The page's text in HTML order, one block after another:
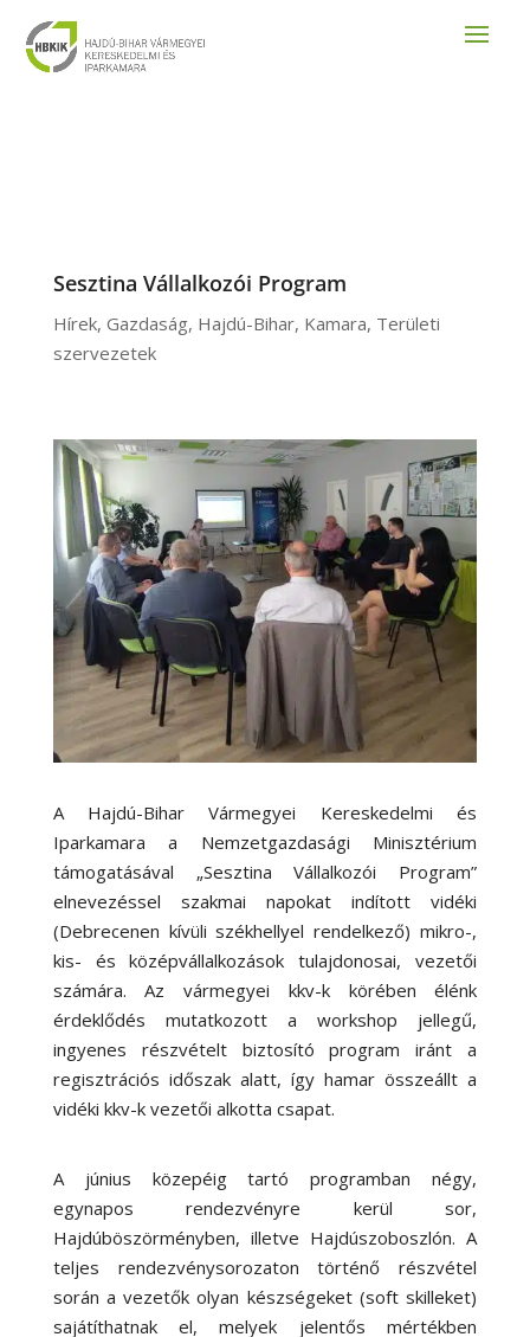
Sesztina Vállalkozói Program
Hírek, Gazdaság, Hajdú-Bihar, Kamara, Területi
szervezetek
A Hajdú-Bihar Vármegyei Kereskedelmi és
Iparkamara a Nemzetgazdasági Minisztérium
támogatásával „Sesztina Vállalkozói Program”
elnevezéssel szakmai napokat indított vidéki
(Debrecenen kívüli székhellyel rendelkező) mikro-,
kis- és középvállalkozások tulajdonosai, vezetői
számára. Az vármegyei kkv-k körében élénk
érdeklődés mutatkozott a workshop jellegű,
ingyenes részvételt biztosító program iránt a
regisztrációs időszak alatt, így hamar összeállt a
vidéki kkv-k vezetői alkotta csapat.
A június közepéig tartó programban négy,
egynapos rendezvényre kerül sor,
Hajdúböszörményben, illetve Hajdúszoboszlón. A
teljes rendezvénysorozaton történő részvétel
során a vezetők olyan készségeket (soft skilleket)
sajátíthatnak el, melyek jelentős mértékben